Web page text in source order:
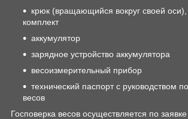
крюк (вращающийся вокруг своей оси),
комплект
аккумулятор
зарядное устройство аккумулятора
весоизмерительный прибор
технический паспорт с руководством
весов
Госповерка весов осуществляется по заявке